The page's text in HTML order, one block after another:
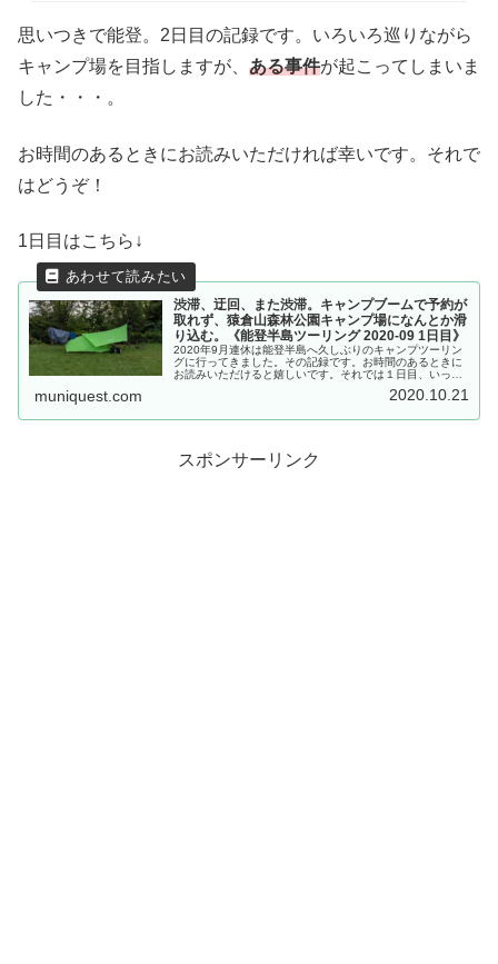
思いつきで能登。2日目の記録です。いろいろ巡りながら
キャンプ場を目指しますが、 ある事件が起こってしまいま
した・・・。
お時間のあるときにお読みいただければ幸いです。それで
はどうぞ！
1日目はこちら↓
渋滞、迂回、また渋滞。キャンプブームで予約が
取れず、猿倉山森林公園キャンプ場になんとか滑
り込む。《能登半島ツーリング 2020-09 1日目》
2020年9月連休は能登半島へ久しぶりのキャンプツーリン
グに行ってきました。その記録です。お時間のあるときに
お読みいただけると嬉しいです。それでは１日目、いって
muniquest.com 2020.10.21
スポンサーリンク